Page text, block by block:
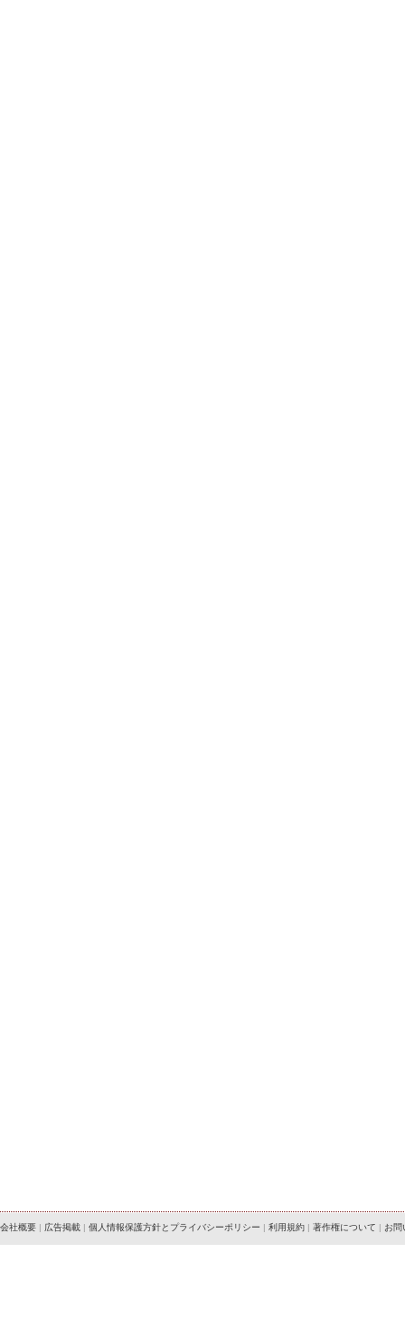
会社概要 | 広告掲載 | 個人情報保護方針とプライバシーポリシー | 利用規約 | 著作権について | お問